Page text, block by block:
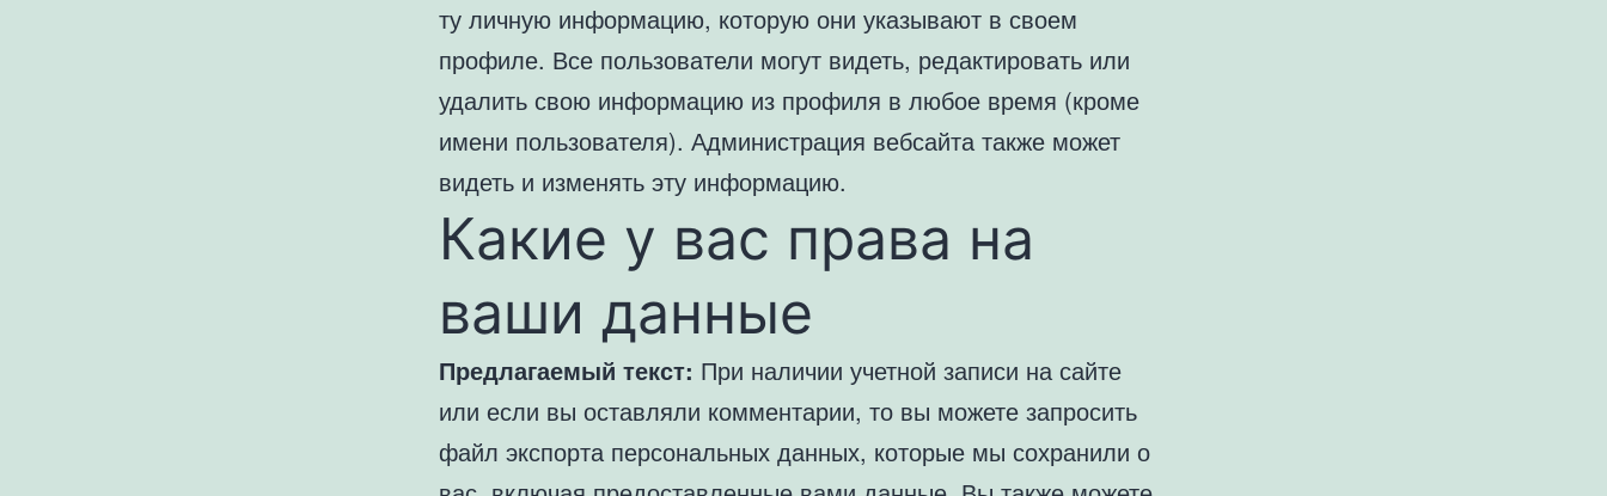
ту личную информацию, которую они указывают в своем
профиле. Все пользователи могут видеть, редактировать или
удалить свою информацию из профиля в любое время (кроме
имени пользователя). Администрация вебсайта также может
видеть и изменять эту информацию.
Какие у вас права на
ваши данные
Предлагаемый текст: При наличии учетной записи на сайте
или если вы оставляли комментарии, то вы можете запросить
файл экспорта персональных данных, которые мы сохранили о